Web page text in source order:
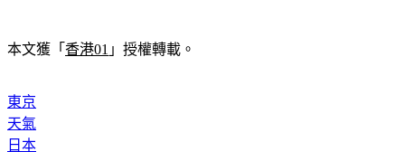
本文獲「 香港01 」授權轉載。
東京
天氣
日本